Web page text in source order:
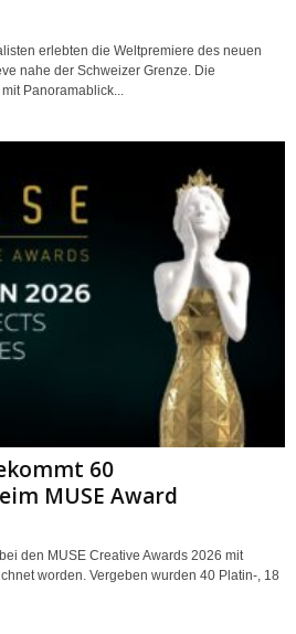
erlebten die Weltpremiere des neuen
nahe der Schweizer Grenze. Die
Panoramablick...
60
MUSE Award
den MUSE Creative Awards 2026 mit
worden. Vergeben wurden 40 Platin-, 18